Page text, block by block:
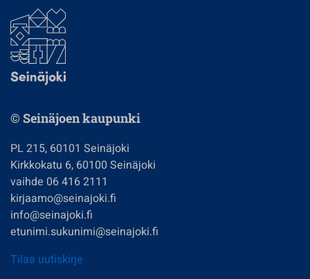
© Seinäjoen kaupunki
PL 215, 60101 Seinäjoki
Kirkkokatu 6, 60100 Seinäjoki
vaihde 06 416 2111
kirjaamo@seinajoki.fi
info@seinajoki.fi
etunimi.sukunimi@seinajoki.fi
Tilaa uutiskirje